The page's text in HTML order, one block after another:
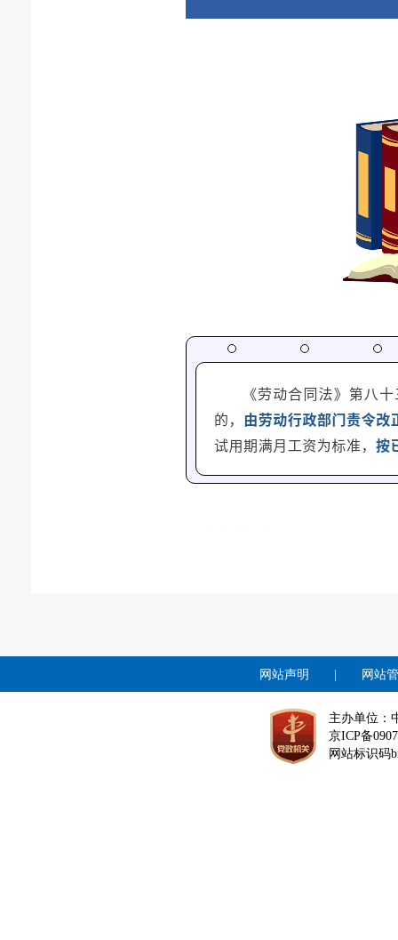
网站声明 网站
主办单位：
京ICP备
网站标识码